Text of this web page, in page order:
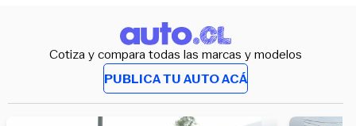
Cotiza y compara todas las marcas y modelos
PUBLICA TU AUTO ACÁ